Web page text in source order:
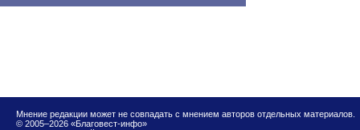
Мнение редакции может не совпадать с мнением авторов отдельных материалов.
© 2005–2026 «Благовест-инфо»